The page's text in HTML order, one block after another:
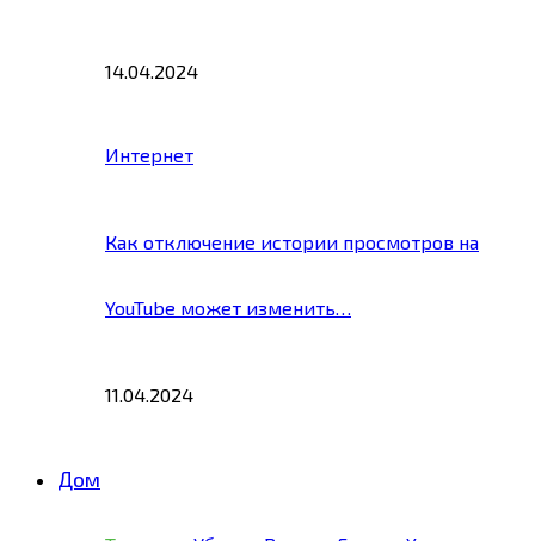
14.04.2024
Интернет
Как отключение истории просмотров на
YouTube может изменить…
11.04.2024
Дом